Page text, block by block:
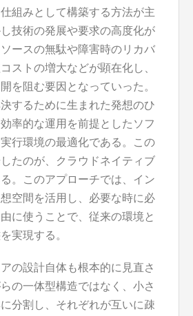
組みとして構築する方法が主
し技術の発展や要求の高度化が
ースの無駄や障害時のリカバ
ストの増大などが顕在化し、
を阻む要因となっていった。
するために生まれた発想のひ
率的な運用を前提としたソフ
行環境の最適化である。この
たのが、クラウドネイティブ
。このアプローチでは、イン
空間を活用し、必要な時に必
に使うことで、従来の環境と
実現する。
の設計自体も根本的に見直さ
の一体型構造ではなく、小さ
分割し、それぞれが互いに疎